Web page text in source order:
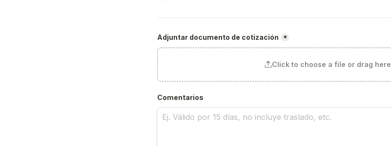
Adjuntar documento de cotización *
Click to choose a file or drag here
Comentarios